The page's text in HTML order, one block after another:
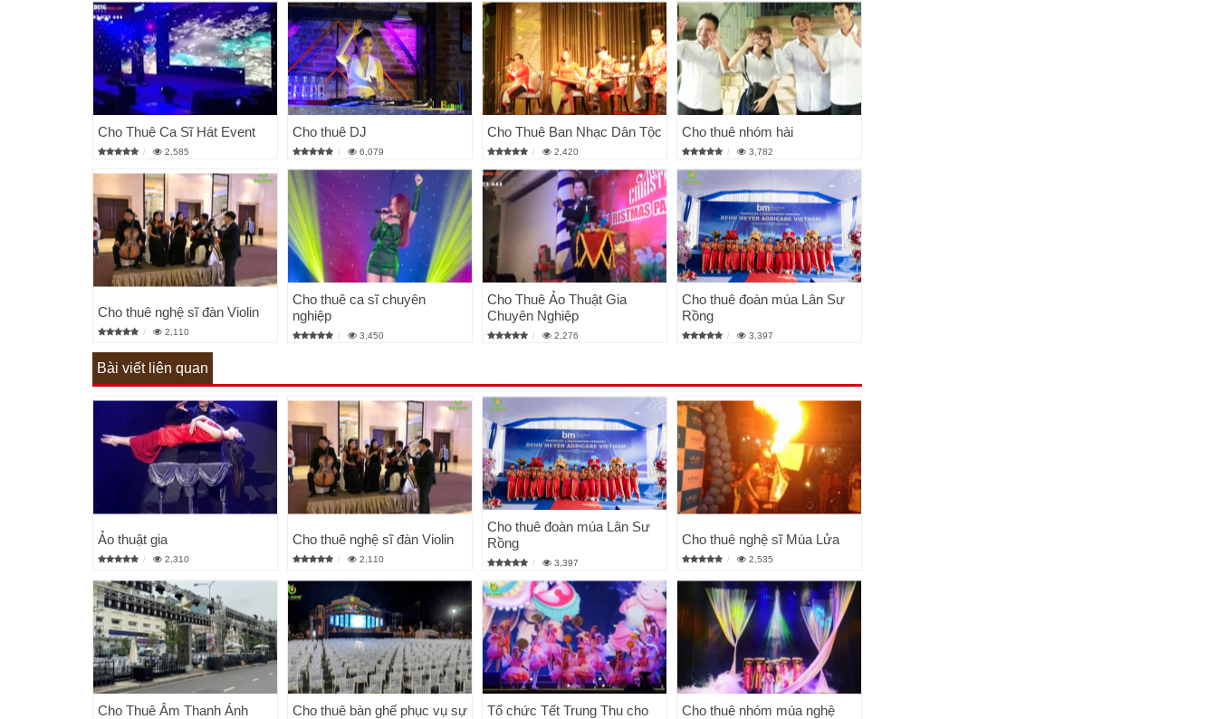
Cho Thuê Ca Sĩ Hát Event
2,585
Cho thuê DJ
6,079
Cho Thuê Ban Nhạc Dân Tộc
2,420
Cho thuê nhóm hài
3,782
Cho thuê nghệ sĩ đàn Violin
2,110
Cho thuê ca sĩ chuyên
nghiệp
3,450
Cho Thuê Ảo Thuật Gia
Chuyên Nghiệp
2,276
Cho thuê đoàn múa Lân Sư
Rồng
3,397
Bài viết liên quan
Ảo thuật gia
2,310
Cho thuê nghệ sĩ đàn Violin
2,110
Cho thuê đoàn múa Lân Sư
Rồng
3,397
Cho thuê nghệ sĩ Múa Lửa
2,535
Cho Thuê Âm Thanh Ánh Cho thuê bàn ghế phục vụ sự Tổ chức Tết Trung Thu cho Cho thuê nhóm múa nghệ